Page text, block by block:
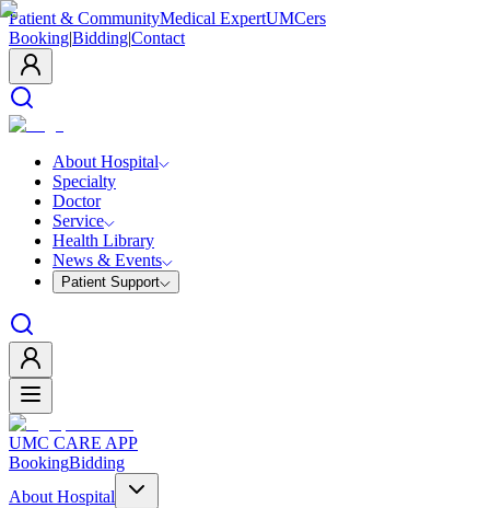
Patient & CommunityMedical ExpertUMCers
Booking|Bidding|Contact
About Hospital
Specialty
Doctor
Service
Health Library
News & Events
Patient Support
UMC CARE APP
BookingBidding
About Hospital